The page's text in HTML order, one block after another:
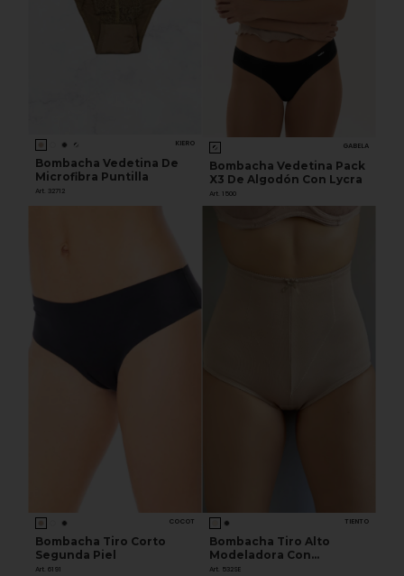
KIERO
Bombacha Vedetina De
Microfibra Puntilla
Art. 32712
GABELA
Bombacha Vedetina Pack
X3 De Algodón Con Lycra
Art. 1500
COCOT
Bombacha Tiro Corto
Segunda Piel
Art. 6191
TIENTO
Bombacha Tiro Alto
Modeladora Con
Refuerzo De Lycra
Art. 532SE